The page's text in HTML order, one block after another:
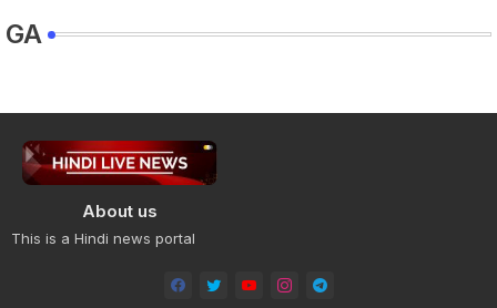
GA
About us
This is a Hindi news portal